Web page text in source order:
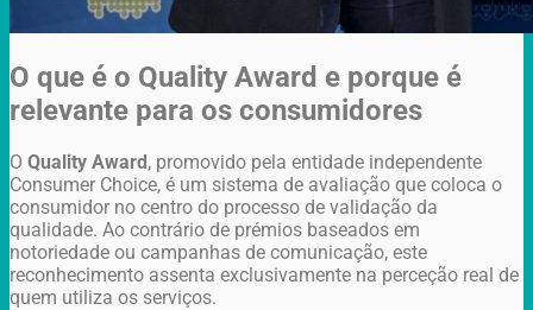
O que é o Quality Award e porque é
relevante para os consumidores
O Quality Award, promovido pela entidade independente
Consumer Choice, é um sistema de avaliação que coloca o
consumidor no centro do processo de validação da
qualidade. Ao contrário de prémios baseados em
notoriedade ou campanhas de comunicação, este
reconhecimento assenta exclusivamente na perceção real de
quem utiliza os serviços.